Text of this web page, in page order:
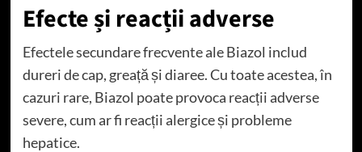
Efecte și reacții adverse
Efectele secundare frecvente ale Biazol includ
dureri de cap, greață și diaree. Cu toate acestea, în
cazuri rare, Biazol poate provoca reacții adverse
severe, cum ar fi reacții alergice și probleme
hepatice.